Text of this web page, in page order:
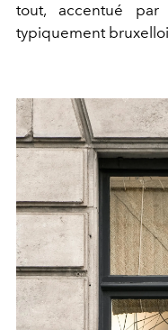
tout, accentué
typiquement